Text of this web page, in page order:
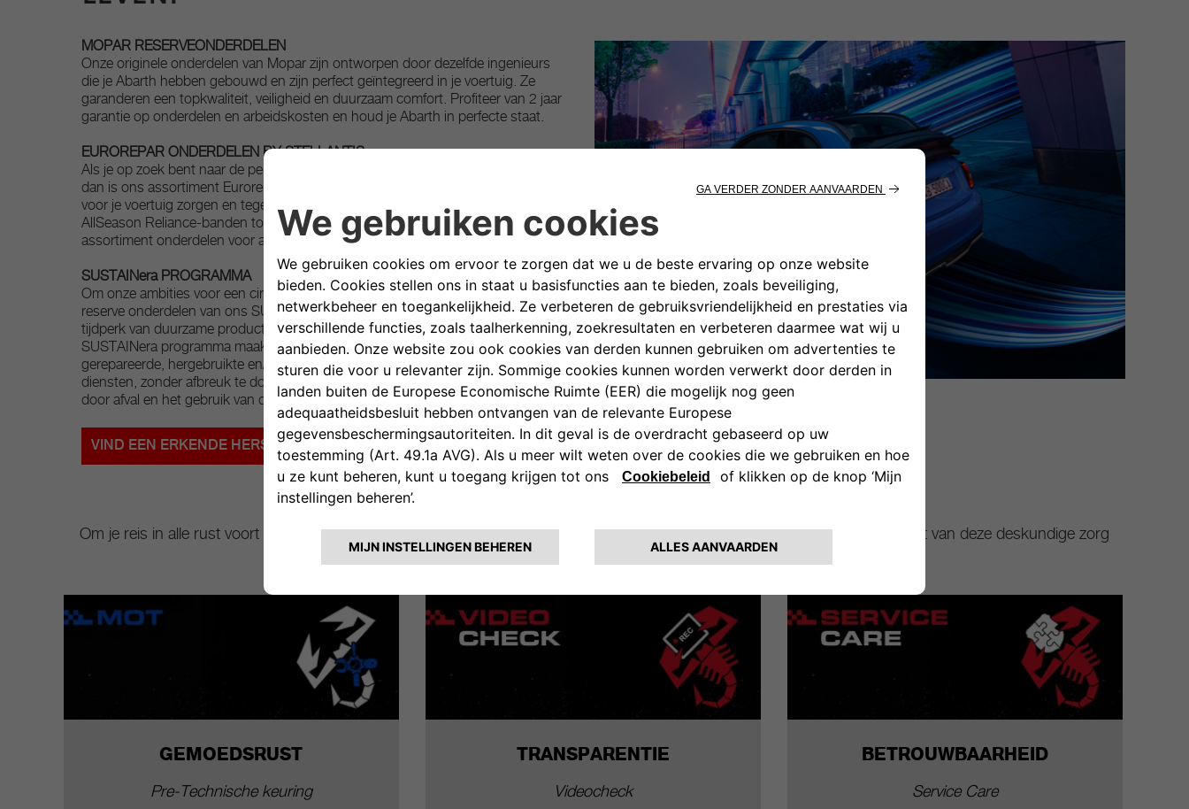
MOPAR RESERVEONDERDELEN
Onze originele onderdelen van Mopar zijn ontworpen door dezelfde ingenieurs
die je Abarth hebben gebouwd en zijn perfect geïntegreerd in je voertuig. Ze
garanderen een topkwaliteit, veiligheid en duurzaam comfort. Profiteer van 2 jaar
garantie op onderdelen en arbeidskosten en houd je Abarth in perfecte staat.
EUROREPAR ONDERDELEN BY STELLANTIS
Als je op zoek bent naar de perfecte balans tussen kwaliteit, prijs en prestaties,
dan is ons assortiment Eurorepar By Stellantis iets voor je. Onze experts kunnen
voor je voertuig zorgen en tegelijkertijd aan je verwachtingen voldoen. Van onze
AllSeason Reliance-banden tot bumpers, profiteer van ons uitgebreide
assortiment onderdelen voor alle behoeften van je voertuige.
SUSTAINera PROGRAMMA
Om onze ambities voor een circulaire economie te ondersteunen, ontdek de
reserve onderdelen van ons SUSTAINera programma, ontworpen om een nieuw
tijdperk van duurzame productie en verantwoorde consumptie in te luiden. Het
SUSTAINera programma maakt uitsluitend gebruik van gereviseerde,
gerepareerde, hergebruikte en/of gerecycleerde betaalbare producten en
diensten, zonder afbreuk te doen aan de kwaliteit en met behoud van het milieu,
door afval en het gebruik van de hulpbronnen van onze planeet te verminderen.
VIND EEN ERKENDE HERSTELLER
Om je reis in alle rust voort te zetten, biedt je lokale erkende Abarth-hersteller je ook diensten op maat. Geniet van het comfort van deze deskundige zorg
voor volledige gemoedsrust.
GEMOEDSRUST
Pre-Technische keuring
TRANSPARENTIE
Videocheck
BETROUWBAARHEID
Service Care